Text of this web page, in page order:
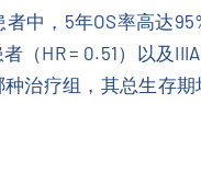
者中，5年OS率高达
（HR = 0.51）以及
治疗组，其总生存